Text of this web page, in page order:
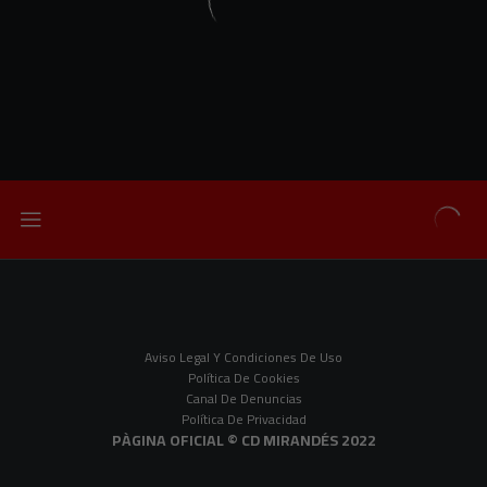
Aviso Legal Y Condiciones De Uso
Política De Cookies
Canal De Denuncias
Política De Privacidad
PÀGINA OFICIAL © CD MIRANDÉS 2022